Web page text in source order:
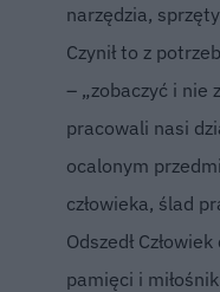
narzędzia,
Czynił to z
– „zobaczyć i nie
pracowali nasi
ocalonym
człowieka, ślad
Odszedł
pamięci i